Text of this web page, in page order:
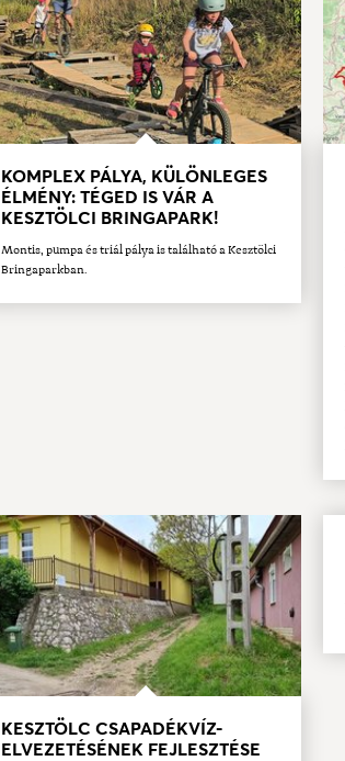
KOMPLEX PÁLYA, KÜLÖNLEGES
ÉLMÉNY: TÉGED IS VÁR A
KESZTÖLCI BRINGAPARK!
Montis, pumpa és triál pálya is található a Kesztölci
Bringaparkban.
KESZTÖLC CSAPADÉKVÍZ-
ELVEZETÉSÉNEK FEJLESZTÉSE